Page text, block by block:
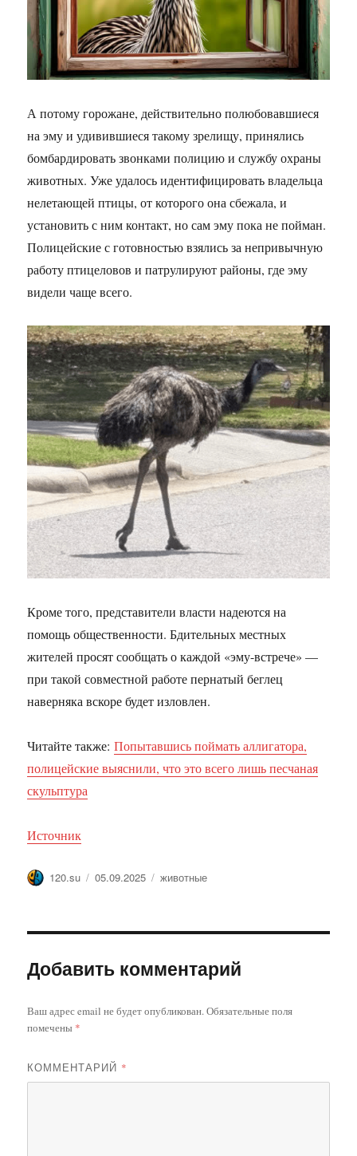
А потому горожане, действительно полюбовавшиеся
на эму и удивившиеся такому зрелищу, принялись
бомбардировать звонками полицию и службу охраны
животных. Уже удалось идентифицировать владельца
нелетающей птицы, от которого она сбежала, и
установить с ним контакт, но сам эму пока не пойман.
Полицейские с готовностью взялись за непривычную
работу птицеловов и патрулируют районы, где эму
видели чаще всего.
Кроме того, представители власти надеются на
помощь общественности. Бдительных местных
жителей просят сообщать о каждой «эму-встрече» —
при такой совместной работе пернатый беглец
наверняка вскоре будет изловлен.
Читайте также:Попытавшись поймать аллигатора,
полицейские выяснили, что это всего лишь песчаная
скульптура
Источник
Автор
120.su Опубликовано
05.09.2025 Метки
животные
Добавить комментарий
Ваш адрес email не будет опубликован.Обязательные поля
помечены *
КОММЕНТАРИЙ *